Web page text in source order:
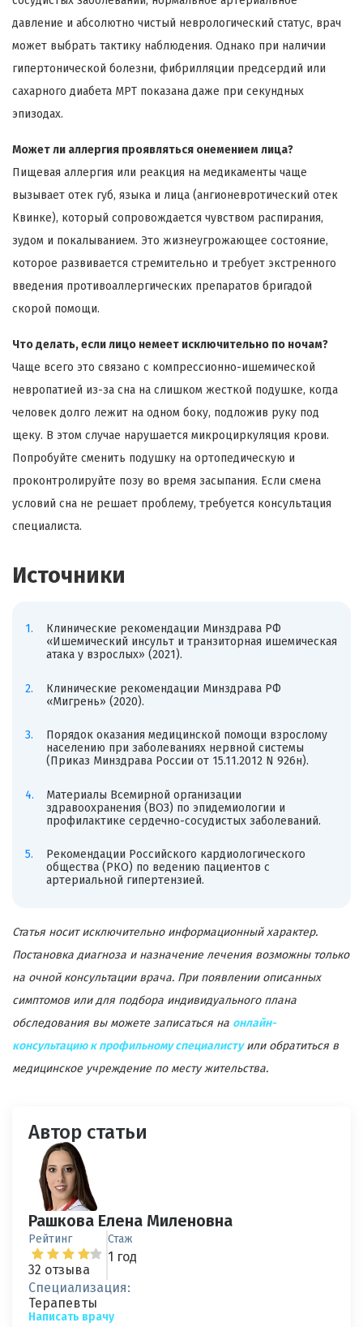
давление и абсолютно чистый неврологический статус, врач
может выбрать тактику наблюдения. Однако при наличии
гипертонической болезни, фибрилляции предсердий или
сахарного диабета МРТ показана даже при секундных
эпизодах.
Может ли аллергия проявляться онемением лица?
Пищевая аллергия или реакция на медикаменты чаще
вызывает отек губ, языка и лица (ангионевротический отек
Квинке), который сопровождается чувством распирания,
зудом и покалыванием. Это жизнеугрожающее состояние,
которое развивается стремительно и требует экстренного
введения противоаллергических препаратов бригадой
скорой помощи.
Что делать, если лицо немеет исключительно по ночам?
Чаще всего это связано с компрессионно-ишемической
невропатией из-за сна на слишком жесткой подушке, когда
человек долго лежит на одном боку, подложив руку под
щеку. В этом случае нарушается микроциркуляция крови.
Попробуйте сменить подушку на ортопедическую и
проконтролируйте позу во время засыпания. Если смена
условий сна не решает проблему, требуется консультация
специалиста.
Источники
Клинические рекомендации Минздрава РФ
«Ишемический инсульт и транзиторная ишемическая
атака у взрослых» (2021).
Клинические рекомендации Минздрава РФ
«Мигрень» (2020).
Порядок оказания медицинской помощи взрослому
населению при заболеваниях нервной системы
(Приказ Минздрава России от 15.11.2012 N 926н).
Материалы Всемирной организации
здравоохранения (ВОЗ) по эпидемиологии и
профилактике сердечно-сосудистых заболеваний.
Рекомендации Российского кардиологического
общества (РКО) по ведению пациентов с
артериальной гипертензией.
Статья носит исключительно информационный характер.
Постановка диагноза и назначение лечения возможны только
на очной консультации врача. При появлении описанных
симптомов или для подбора индивидуального плана
обследования вы можете записаться на онлайн-
консультацию к профильному специалистуили обратиться в
медицинское учреждение по месту жительства.
Автор статьи
Рашкова Елена Миленовна
Рейтинг
32 отзыва
Стаж
1 год
Специализация:
Терапевты
Написать врачу